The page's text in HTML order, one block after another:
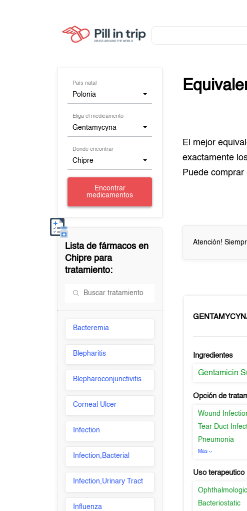
País natal
Polonia
Eliga el medicamento
Gentamycyna
Donde encontrar
Chipre
Encontrar
medicamentos
Lista de fármacos en
Chipre para
tratamiento:
Bacteremia
Blepharitis
Blepharoconjunctivitis
Corneal Ulcer
Infection
Infection,Bacterial
Infection,Urinary Tract
Influenza
El mejor
exactamente
Puede comprar
Atención!
Ingredientes
Gentamicin
Opción de
Wound
Tear Duct
Pneumonia
Más
Uso terapeutico
Bacteriostatic